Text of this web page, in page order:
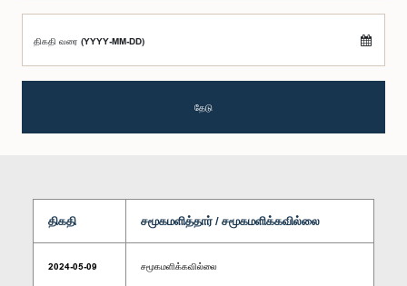
திகதி வரை (YYYY-MM-DD)
தேடு
திகதி சமூகமளித்தார் / சமூகமளிக்கவில்லை
2024-05-09 சமூகமளிக்கவில்லை